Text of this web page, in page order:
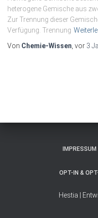
heterogene Gemische aus
Zur Trennung dieser
Verfügung. Trennung
Von Chemie-Wissen , vor 3
IMPRESSUM
OPT-IN &
Hestia |